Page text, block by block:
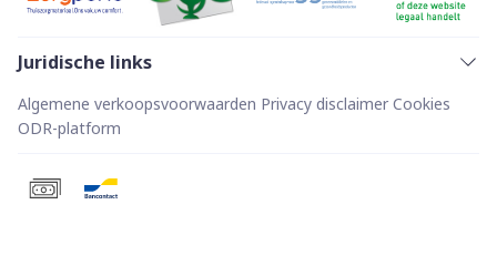
Juridische links
Algemene verkoopsvoorwaarden Privacy disclaimer Cookies
ODR-platform